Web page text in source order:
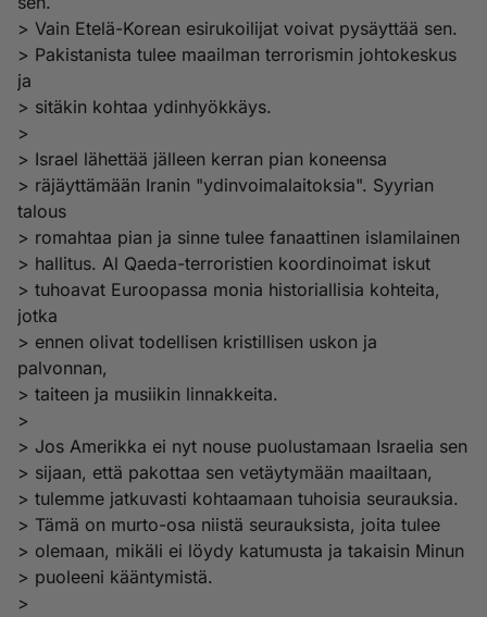
> Vain Etelä-Korean esirukoilijat voivat pysäyttää sen.
> Pakistanista tulee maailman terrorismin johtokeskus
ja
> sitäkin kohtaa ydinhyökkäys.
>
> Israel lähettää jälleen kerran pian koneensa
> räjäyttämään Iranin "ydinvoimalaitoksia". Syyrian
talous
> romahtaa pian ja sinne tulee fanaattinen islamilainen
> hallitus. Al Qaeda-terroristien koordinoimat iskut
> tuhoavat Euroopassa monia historiallisia kohteita,
jotka
> ennen olivat todellisen kristillisen uskon ja
palvonnan,
> taiteen ja musiikin linnakkeita.
>
> Jos Amerikka ei nyt nouse puolustamaan Israelia sen
> sijaan, että pakottaa sen vetäytymään maailtaan,
> tulemme jatkuvasti kohtaamaan tuhoisia seurauksia.
> Tämä on murto-osa niistä seurauksista, joita tulee
> olemaan, mikäli ei löydy katumusta ja takaisin Minun
> puoleeni kääntymistä.
>